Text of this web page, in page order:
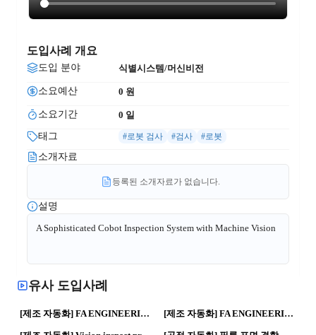
도입사례 개요
도입 분야 식별시스템/머신비전
소요예산 0 원
소요기간 0 일
태그
#로봇 검사 #검사 #로봇
소개자료
등록된 소개자료가 없습니다.
설명
A Sophisticated Cobot Inspection System with Machine Vision
유사 도입사례
74 0
[제조 자동화] FA ENGINEERING 실적-5 | 제조혁신 · 스마트공장 [제조 자동화] FA ENGINEERING 실적-4 | 제조혁신 · 스마트공장
45 0 69 0